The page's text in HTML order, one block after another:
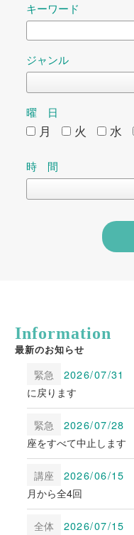
キーワード
ジャンル
曜 日
月 火 水
時 間
Information
最新のお知らせ
緊急 2026/07/31
に戻ります
緊急 2026/07/28
座をすべて中止します
講座 2026/06/15
月から全4回
全体 2026/07/15